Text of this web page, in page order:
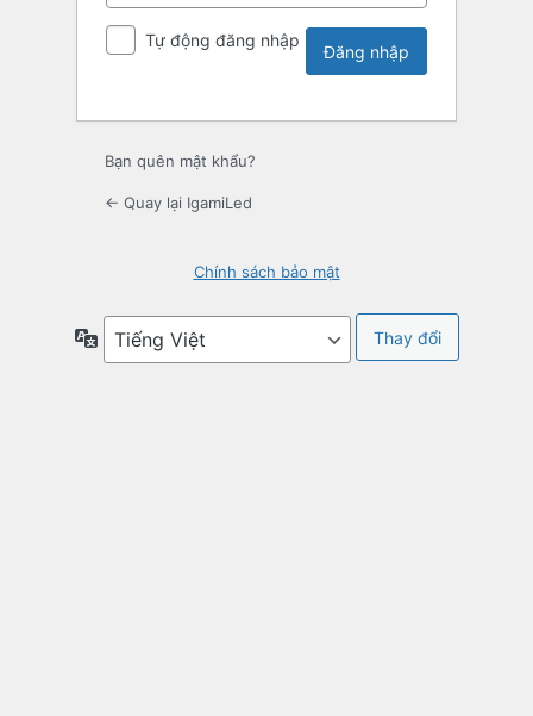
Tự động đăng nhập
Bạn quên mật khẩu?
← Quay lại IgamiLed
Chính sách bảo mật
Ngôn
ngữ